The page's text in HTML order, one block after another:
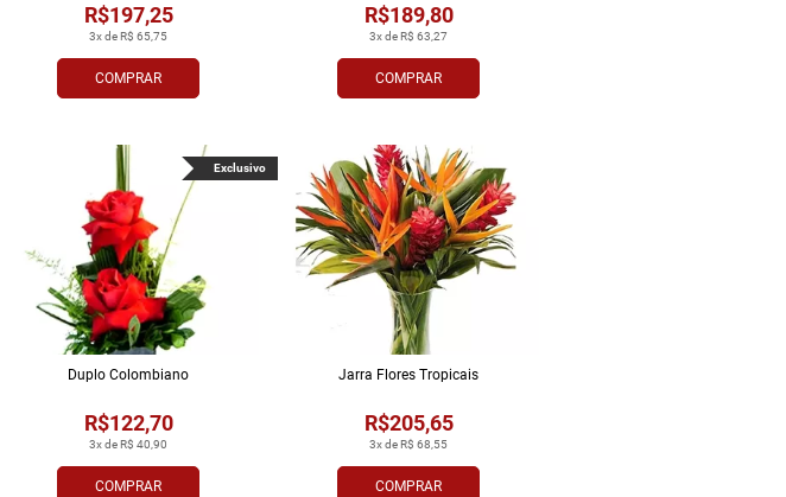
COMPRAR
3x de R$ 65,75
R$197,25
COMPRAR
3x de R$ 63,27
R$189,80
COMPRAR
3x de R$ 40,90
R$122,70
Duplo Colombiano
Exclusivo
COMPRAR
3x de R$ 68,55
R$205,65
Jarra Flores Tropi­cais